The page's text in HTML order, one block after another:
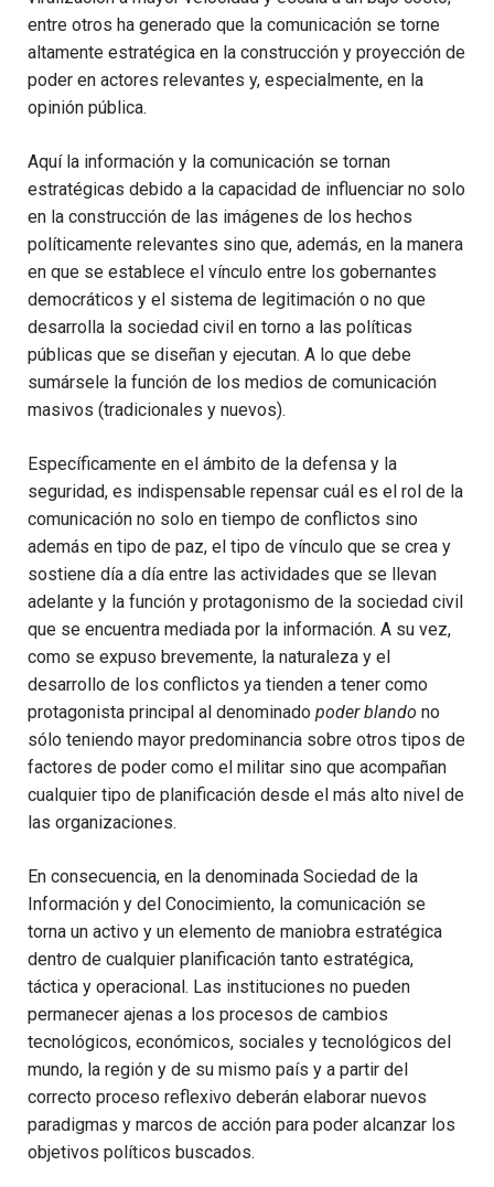
entre otros ha generado que la comunicación se torne
altamente estratégica en la construcción y proyección de
poder en actores relevantes y, especialmente, en la
opinión pública.
Aquí la información y la comunicación se tornan
estratégicas debido a la capacidad de influenciar no solo
en la construcción de las imágenes de los hechos
políticamente relevantes sino que, además, en la manera
en que se establece el vínculo entre los gobernantes
democráticos y el sistema de legitimación o no que
desarrolla la sociedad civil en torno a las políticas
públicas que se diseñan y ejecutan. A lo que debe
sumársele la función de los medios de comunicación
masivos (tradicionales y nuevos).
Específicamente en el ámbito de la defensa y la
seguridad, es indispensable repensar cuál es el rol de la
comunicación no solo en tiempo de conflictos sino
además en tipo de paz, el tipo de vínculo que se crea y
sostiene día a día entre las actividades que se llevan
adelante y la función y protagonismo de la sociedad civil
que se encuentra mediada por la información. A su vez,
como se expuso brevemente, la naturaleza y el
desarrollo de los conflictos ya tienden a tener como
protagonista principal al denominado poder blando no
sólo teniendo mayor predominancia sobre otros tipos de
factores de poder como el militar sino que acompañan
cualquier tipo de planificación desde el más alto nivel de
las organizaciones.
En consecuencia, en la denominada Sociedad de la
Información y del Conocimiento, la comunicación se
torna un activo y un elemento de maniobra estratégica
dentro de cualquier planificación tanto estratégica,
táctica y operacional. Las instituciones no pueden
permanecer ajenas a los procesos de cambios
tecnológicos, económicos, sociales y tecnológicos del
mundo, la región y de su mismo país y a partir del
correcto proceso reflexivo deberán elaborar nuevos
paradigmas y marcos de acción para poder alcanzar los
objetivos políticos buscados.